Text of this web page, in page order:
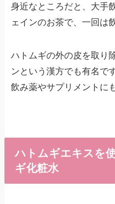
身近なところだと、大手
ェインのお茶で、一回は
ハトムギの外の皮を取り
ンという漢方でも有名で
飲み薬やサプリメントに
ハトムギエキスを
ギ化粧水